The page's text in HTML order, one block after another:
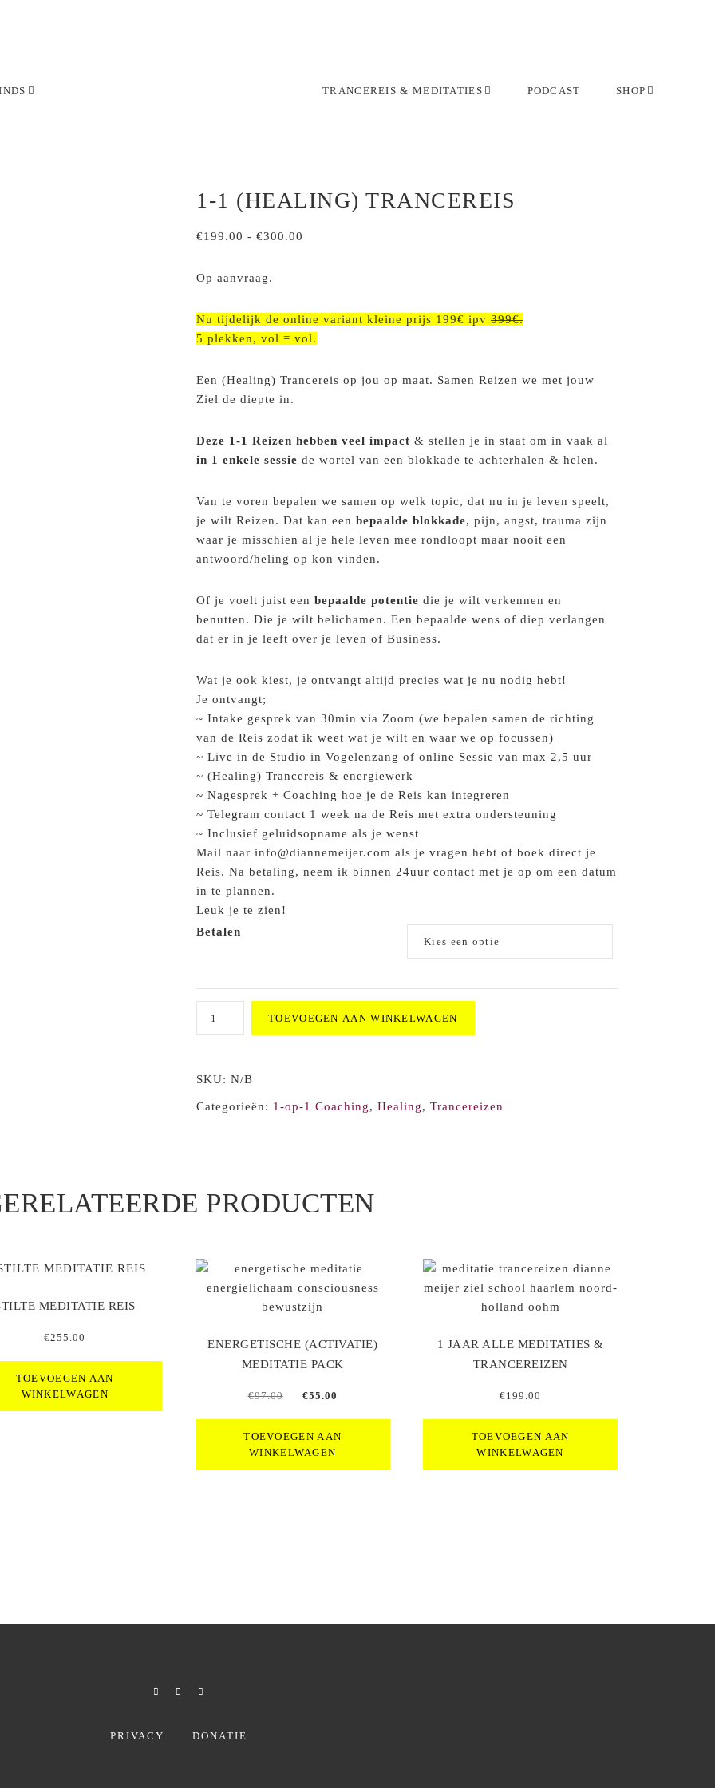
TRANCEREIS & MEDITATIES PODCAST SHOP
1-1 (HEALING) TRANCEREIS
€199.00 - €300.00
Op aanvraag.
Nu tijdelijk de online variant kleine prijs 199€ ipv 399€.
5 plekken, vol = vol.
Een (Healing) Trancereis op jou op maat. Samen Reizen we met jouw
Ziel de diepte in.
Deze 1-1 Reizen hebben veel impact & stellen je in staat om in vaak al
in 1 enkele sessie de wortel van een blokkade te achterhalen & helen.
Van te voren bepalen we samen op welk topic, dat nu in je leven speelt,
je wilt Reizen. Dat kan een bepaalde blokkade, pijn, angst, trauma zijn
waar je misschien al je hele leven mee rondloopt maar nooit een
antwoord/heling op kon vinden.
Of je voelt juist een bepaalde potentie die je wilt verkennen en
benutten. Die je wilt belichamen. Een bepaalde wens of diep verlangen
dat er in je leeft over je leven of Business.
Wat je ook kiest, je ontvangt altijd precies wat je nu nodig hebt!
Je ontvangt;
~ Intake gesprek van 30min via Zoom (we bepalen samen de richting
van de Reis zodat ik weet wat je wilt en waar we op focussen)
~ Live in de Studio in Vogelenzang of online Sessie van max 2,5 uur
~ (Healing) Trancereis & energiewerk
~ Nagesprek + Coaching hoe je de Reis kan integreren
~ Telegram contact 1 week na de Reis met extra ondersteuning
~ Inclusief geluidsopname als je wenst
Mail naar info@diannemeijer.com als je vragen hebt of boek direct je
Reis. Na betaling, neem ik binnen 24uur contact met je op om een datum
in te plannen.
Leuk je te zien!
Betalen
aantal
TOEVOEGEN AAN WINKELWAGEN
SKU: N/B
Categorieën: 1-op-1 Coaching, Healing, Trancereizen
PRODUCTEN
MEDITATIE REIS
€255.00
TOEVOEGEN AAN
WINKELWAGEN
ENERGETISCHE (ACTIVATIE)
MEDITATIE PACK
€97.00
Oorspronkelijke
€97.00.
€55.00
€55.00.
TOEVOEGEN AAN
WINKELWAGEN
1 JAAR ALLE MEDITATIES &
TRANCEREIZEN
€199.00
TOEVOEGEN AAN
WINKELWAGEN
PRIVACY DONATIE